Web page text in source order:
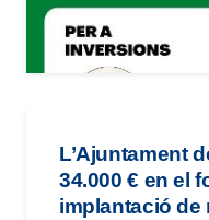
L’Ajuntament
34.000 € en el
implantació de